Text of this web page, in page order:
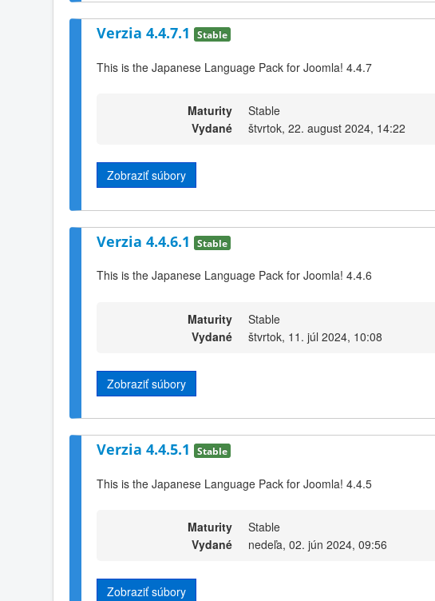
Verzia 4.4.7.1 Stable
This is the Japanese Language Pack for Joomla! 4.4.7
Maturity
Stable
Vydané
štvrtok, 22. august 2024, 14:22
Zobraziť súbory
Verzia 4.4.6.1 Stable
This is the Japanese Language Pack for Joomla! 4.4.6
Maturity
Stable
Vydané
štvrtok, 11. júl 2024, 10:08
Zobraziť súbory
Verzia 4.4.5.1 Stable
This is the Japanese Language Pack for Joomla! 4.4.5
Maturity
Stable
Vydané
nedeľa, 02. jún 2024, 09:56
Zobraziť súbory